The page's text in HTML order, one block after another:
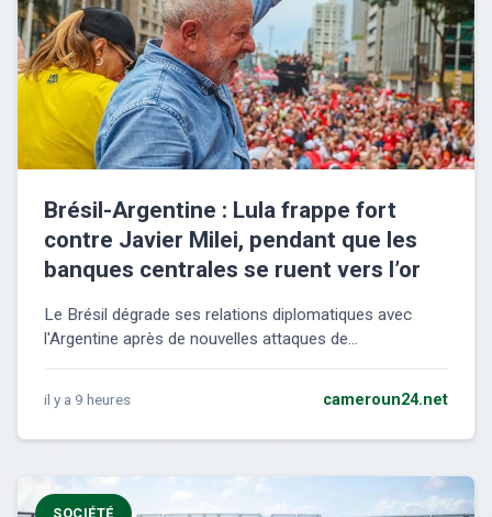
Brésil-Argentine : Lula frappe fort
contre Javier Milei, pendant que les
banques centrales se ruent vers l’or
Le Brésil dégrade ses relations diplomatiques avec
l'Argentine après de nouvelles attaques de...
il y a 9 heures cameroun24.net
SOCIÉTÉ